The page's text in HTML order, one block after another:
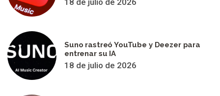
18 de julio de 2026
Suno rastreó YouTube y Deezer para
entrenar su IA
18 de julio de 2026